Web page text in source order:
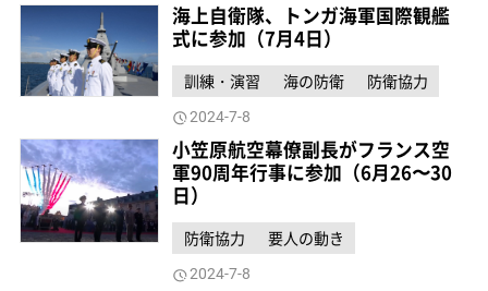
海上自衛隊、トンガ海軍国際観艦
式に参加（7月4日）
訓練・演習 海の防衛 防衛協力
2024-7-8
小笠原航空幕僚副長がフランス空
軍90周年行事に参加（6月26〜30
日）
防衛協力 要人の動き
2024-7-8